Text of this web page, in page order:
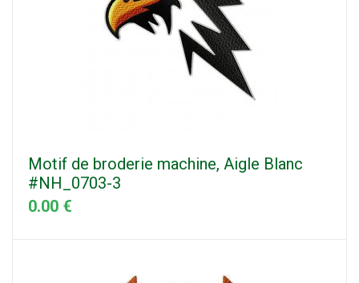
Motif de broderie machine, Aigle Blanc
#NH_0703-3
0.00 €